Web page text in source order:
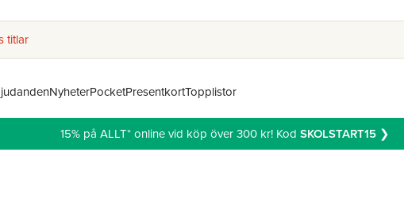
titlar
NyheterPocketPresentkortTopplistor
15% på ALLT* online vid köp över 300 kr! Kod SKOLSTART15❯